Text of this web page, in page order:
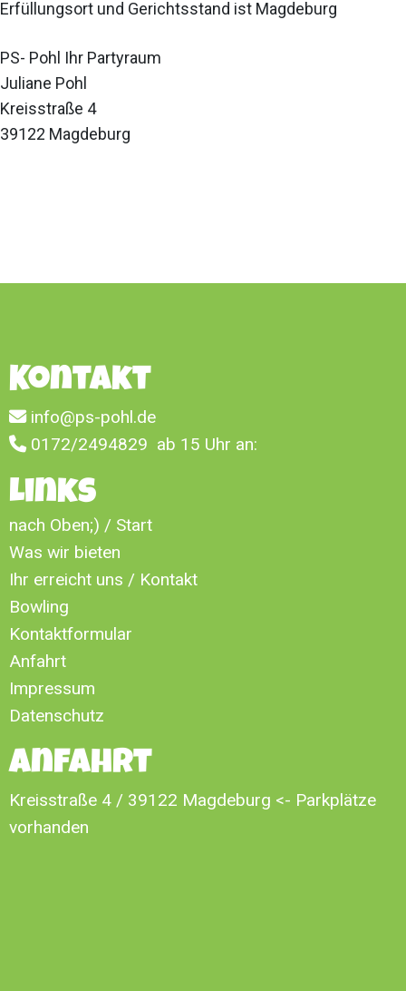
Erfüllungsort und Gerichtsstand ist Magdeburg
PS- Pohl Ihr Partyraum
Juliane Pohl
Kreisstraße 4
39122 Magdeburg
Kontakt
info@ps-pohl.de
0172/2494829 ab 15 Uhr an:
Links
nach Oben;) / Start
Was wir bieten
Ihr erreicht uns / Kontakt
Bowling
Kontaktformular
Anfahrt
Impressum
Datenschutz
Anfahrt
Kreisstraße 4 / 39122 Magdeburg <- Parkplätze
vorhanden